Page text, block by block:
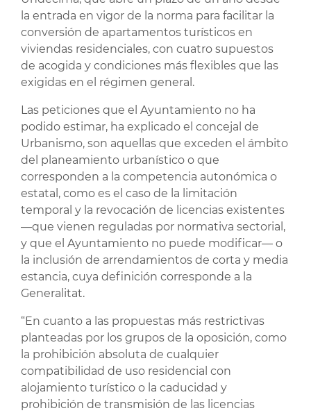
la entrada en vigor de la norma para facilitar la
conversión de apartamentos turísticos en
viviendas residenciales, con cuatro supuestos
de acogida y condiciones más flexibles que las
exigidas en el régimen general.
Las peticiones que el Ayuntamiento no ha
podido estimar, ha explicado el concejal de
Urbanismo, son aquellas que exceden el ámbito
del planeamiento urbanístico o que
corresponden a la competencia autonómica o
estatal, como es el caso de la limitación
temporal y la revocación de licencias existentes
—que vienen reguladas por normativa sectorial,
y que el Ayuntamiento no puede modificar— o
la inclusión de arrendamientos de corta y media
estancia, cuya definición corresponde a la
Generalitat.
“En cuanto a las propuestas más restrictivas
planteadas por los grupos de la oposición, como
la prohibición absoluta de cualquier
compatibilidad de uso residencial con
alojamiento turístico o la caducidad y
prohibición de transmisión de las licencias